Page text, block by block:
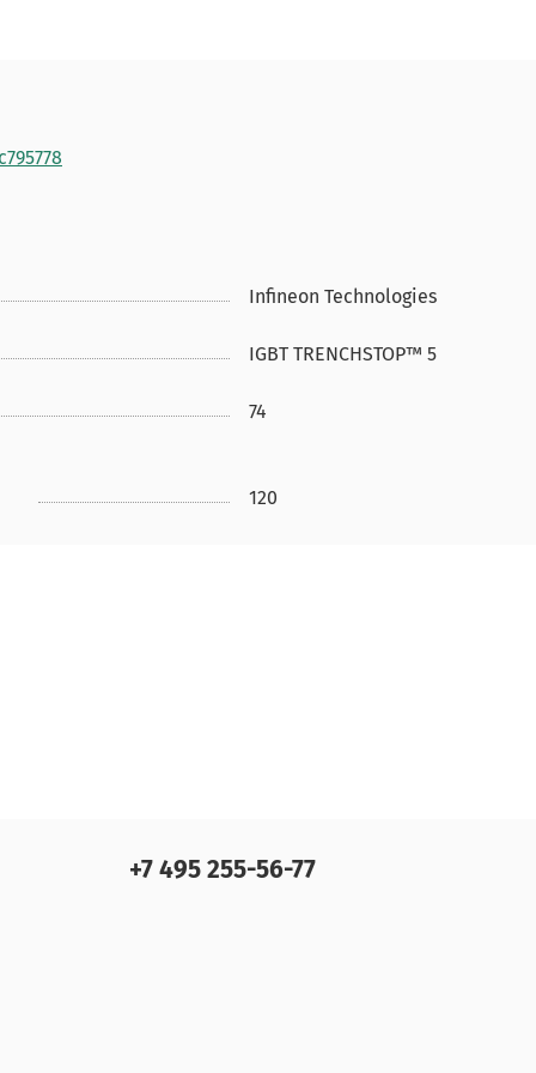
Infineon Technologies
IGBT TRENCHSTOP™ 5
74
120
+7 495 255-56-77